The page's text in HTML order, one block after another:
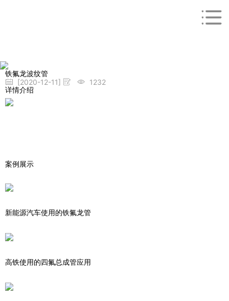
铁氟龙波纹管
[2020-12-11]
1232
详情介绍
案例展示
新能源汽车使用的铁氟龙管
高铁使用的四氟总成管应用